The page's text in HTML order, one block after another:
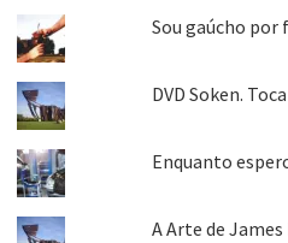
Sou gaúcho por
DVD Soken.
Enquanto
A Arte de James